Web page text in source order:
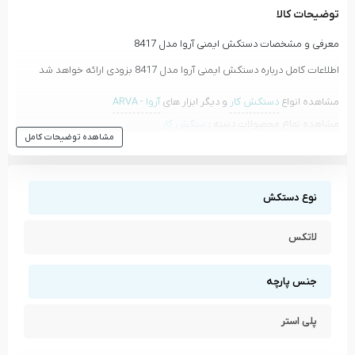
توضیحات کالا
معرفی و مشخصات دستکش ایمنی آروا مدل 8417
اطلاعات کامل درباره دستکش ایمنی آروا مدل 8417 بزودی ارائه خواهد شد
مشاهده انواعدستکش کار و دیگر ابزار هایآروا - ARVA
مشاهده تمام محصولات دسته
دستکش کار
مشاهده توضیحات کامل
نوع دستکش
لاتکس
جنس پارچه
پلی استر